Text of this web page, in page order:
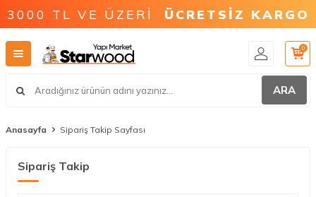
3000 TL VE ÜZERİ ÜCRETSİZ KARGO
ARA
0
Anasayfa Sipariş Takip Sayfası
Sipariş Takip